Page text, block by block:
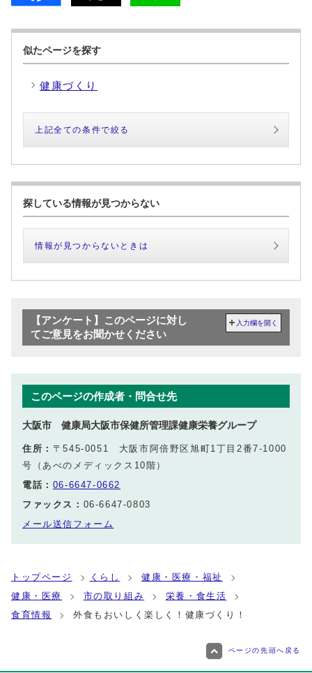
似たページを探す
健康づくり
上記全ての条件で絞る
探している情報が見つからない
情報が見つからないときは
【アンケート】このページに対し
てご意見をお聞かせください
入力欄を開く
このページの作成者・問合せ先
大阪市 健康局大阪市保健所管理課健康栄養グループ
住所： 〒545-0051 大阪市阿倍野区旭町1丁目2番7-1000
号（あべのメディックス10階）
電話： 06-6647-0662
ファックス： 06-6647-0803
メール送信フォーム
トップページ くらし
健康・医療・福祉
健康・医療
市の取り組み
栄養・食生活
食育情報
外食もおいしく楽しく！健康づくり！
ページの先頭へ戻る